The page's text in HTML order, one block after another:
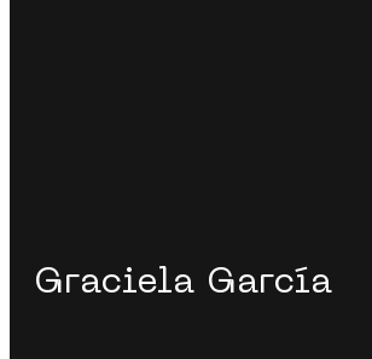
Graciela García